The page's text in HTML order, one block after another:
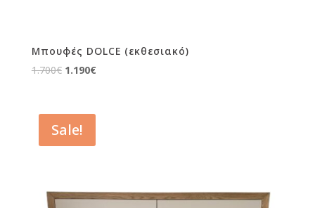
Μπουφές DOLCE (εκθεσιακό)
1.700€ Original
1.700€.
1.190€Current
1.190€.
Sale!